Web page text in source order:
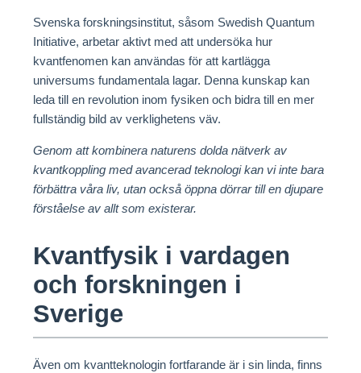
Svenska forskningsinstitut, såsom Swedish Quantum
Initiative, arbetar aktivt med att undersöka hur
kvantfenomen kan användas för att kartlägga
universums fundamentala lagar. Denna kunskap kan
leda till en revolution inom fysiken och bidra till en mer
fullständig bild av verklighetens väv.
Genom att kombinera naturens dolda nätverk av
kvantkoppling med avancerad teknologi kan vi inte bara
förbättra våra liv, utan också öppna dörrar till en djupare
förståelse av allt som existerar.
Kvantfysik i vardagen
och forskningen i
Sverige
Även om kvantteknologin fortfarande är i sin linda, finns